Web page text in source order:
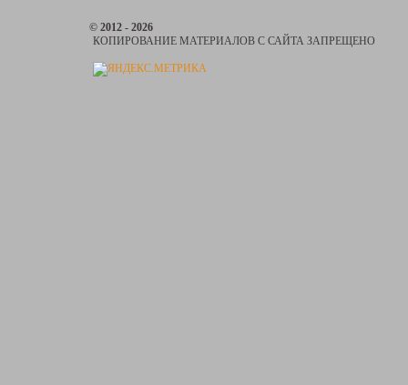
© 2012 - 2026
КОПИРОВАНИЕ МАТЕРИАЛОВ С САЙТА ЗАПРЕЩЕНО